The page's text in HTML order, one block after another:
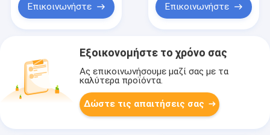
Επικοινωνήστε Επικοινωνήστε
Εξοικονομήστε το χρόνο σας
Ας επικοινωνήσουμε μαζί σας με τα
καλύτερα προϊόντα.
Δώστε τις απαιτήσεις σας